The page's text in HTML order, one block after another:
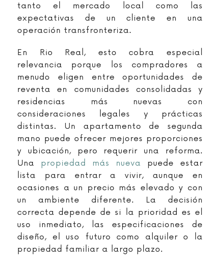
tanto el mercado local como las
expectativas de un cliente en una
operación transfronteriza.
En Rio Real, esto cobra especial
relevancia porque los compradores a
menudo eligen entre oportunidades de
reventa en comunidades consolidadas y
residencias más nuevas con
consideraciones legales y prácticas
distintas. Un apartamento de segunda
mano puede ofrecer mejores proporciones
y ubicación, pero requerir una reforma.
Una propiedad más nueva puede estar
lista para entrar a vivir, aunque en
ocasiones a un precio más elevado y con
un ambiente diferente. La decisión
correcta depende de si la prioridad es el
uso inmediato, las especificaciones de
diseño, el uso futuro como alquiler o la
propiedad familiar a largo plazo.